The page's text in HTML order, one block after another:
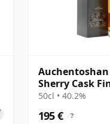
Auchentoshan
Sherry Cask
50cl • 40.2%
195 € ?